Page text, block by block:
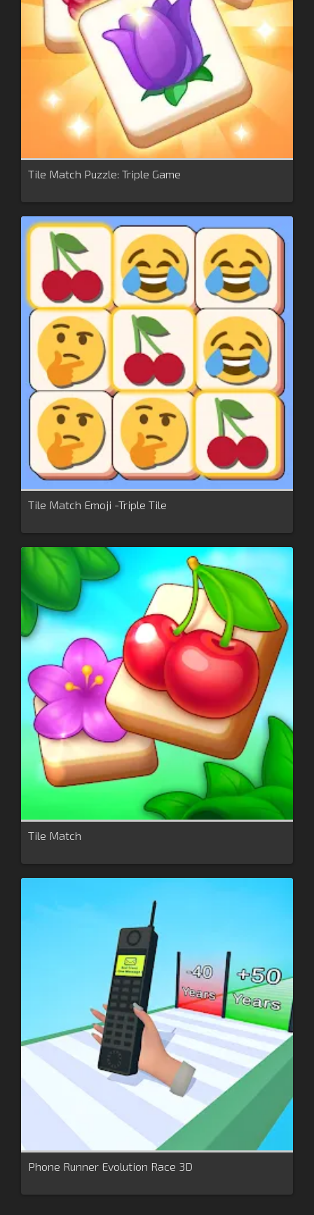
Tile Match Puzzle: Triple Game
Tile Match Emoji -Triple Tile
Tile Match
Phone Runner Evolution Race 3D